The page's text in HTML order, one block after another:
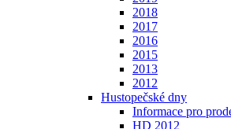
2018
2017
2016
2015
2013
2012
Hustopečské dny
Informace pro
HD 2012